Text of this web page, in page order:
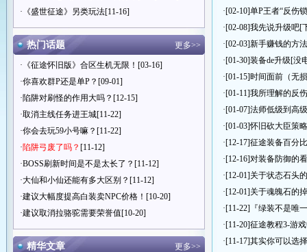
· 《盛世征途》另类玩法[11-16]
热门话题 更多>>
· 《征途怀旧版》合区生机无限！ [03-16]
·你喜欢群P还是单P？ [09-01]
·陷阱对刷怪的作用大吗？ [12-15]
·取消主线任务进王城[11-22]
·你会去玩59小号嘛？ [11-22]
·陷阱弓废了吗？ [11-12]
·BOSS刷新时间是不是太长了？ [11-12]
·大仙和小仙还能有多大区别？ [11-12]
·建议大幅度提高白装卖NPC价格！ [10-20]
·建议取消拉骆驼需要荣誉值[10-20]
精华文章 更多>>
·[02-10]单P王者“反伤
·[02-08]我先说升级吧[
·[02-03]新手赚钱的方
·[01-30]装备de升级[没
·[01-15]时间面前（无
·[01-11]我所理解的反
·[01-07]法师低级到高
·[01-03]怀旧砍大臣策
·[12-17]征途装备百分
·[12-16]对装备防御的
·[12-01]关于状态石头
·[12-01]关于魂魄石的
·[11-22] 『绿装不是唯
·[11-20]征途教程3-游
·[11-17]其实你可以选